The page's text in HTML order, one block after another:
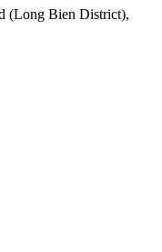
(Long Bien District),